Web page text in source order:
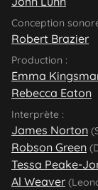
Conception
Robert Brazier
Production :
Emma
Rebecca Eaton
Interprète :
James Norton
Robson Green
Tessa Peake-
Al Weaver